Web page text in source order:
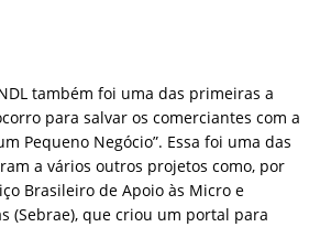
também foi uma das primeiras a
para salvar os comerciantes com a
Pequeno Negócio”. Essa foi uma das
a vários outros projetos como, por
Brasileiro de Apoio às Micro e
(Sebrae), que criou um portal para